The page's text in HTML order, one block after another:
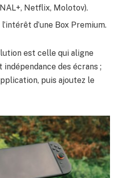
Netflix, Molotov).
d’une Box Premium.
est celle qui aligne
indépendance des écrans ;
puis ajoutez le